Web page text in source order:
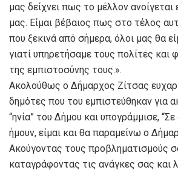
μας δείχνει πως το μέλλον
μας. Είμαι βέβαιος πως στο τέλος
που ξεκινά από σήμερα, όλοι μας θα
γιατί υπηρετήσαμε τους πολίτες και
της εμπιστοσύνης τους.».
Ακολούθως ο Δήμαρχος Ζίτσας
δημότες που του εμπιστεύθηκαν για
“ηνία” του Δήμου και υπογράμμισε,
ήμουν, είμαι και θα παραμείνω ο
Ακούγοντας τους προβληματισμούς
καταγράφοντας τις ανάγκες σας και